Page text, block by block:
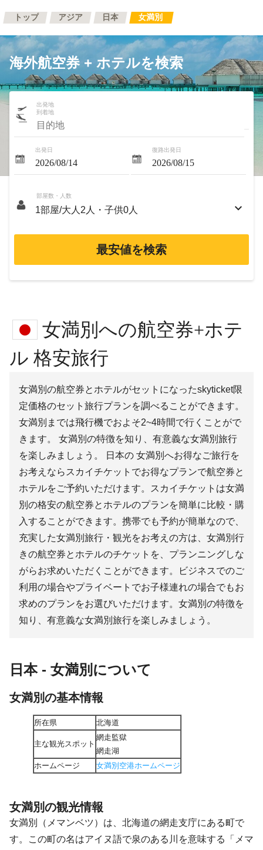
トップ アジア 日本 女満別
海外航空券 + ホテルを検索
出発地
到着地
出発日 復路出発日
部屋数・人数
最安値を検索
女満別への航空券+ホテ
ル 格安旅行
女満別の航空券とホテルがセットになったskyticket限
定価格のセット旅行プランを調べることができます。
女満別までは飛行機でおよそ2~4時間で行くことがで
きます。 女満別の特徴を知り、有意義な女満別旅行
を楽しみましょう。 日本の 女満別へお得なご旅行を
お考えならスカイチケットでお得なプランで航空券と
ホテルをご予約いただけます。スカイチケットは女満
別の格安の航空券とホテルのプランを簡単に比較・購
入することができます。携帯でも予約が簡単なので、
充実した女満別旅行・観光をお考えの方は、女満別行
きの航空券とホテルのチケットを、プランニングしな
がらお求めいただくことができます。ビジネスでのご
利用の場合やプライベートでお子様連れの場合でもお
求めのプランをお選びいただけます。女満別の特徴を
知り、有意義な女満別旅行を楽しみましょう。
日本 - 女満別について
女満別の基本情報
所在県 北海道
主な観光スポット
網走監獄
網走湖
ホームページ
女満別空港ホームページ
女満別の観光情報
女満別（メマンベツ）は、北海道の網走支庁にある町で
す。この町の名はアイヌ語で泉のある川を意味する「メマ